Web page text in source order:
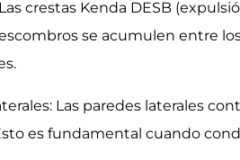
crestas Kenda DESB
se acumulen entre
Las paredes laterales
es fundamental cuando